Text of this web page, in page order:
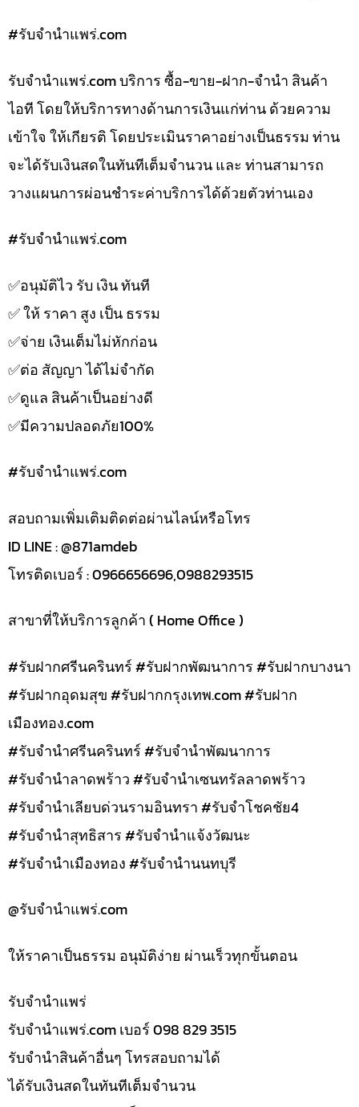
#รับจํานําแพร่.com
รับจํานําแพร่.com บริการ ซื้อ-ขาย-ฝาก-จำนำ สินค้า
ไอที โดยให้บริการทางด้านการเงินแก่ท่าน ด้วยความ
เข้าใจ ให้เกียรติ โดยประเมินราคาอย่างเป็นธรรม ท่าน
จะได้รับเงินสดในทันทีเต็มจำนวน และ ท่านสามารถ
วางแผนการผ่อนชำระค่าบริการได้ด้วยตัวท่านเอง
#รับจํานําแพร่.com
✅️อนุมัติไว รับ เงิน ทันที
✅️ ให้ ราคา สูง เป็น ธรรม
✅️จ่าย เงินเต็มไม่หักก่อน
✅️ต่อ สัญญา ได้ไม่จำกัด
✅️ดูแล สินค้าเป็นอย่างดี
✅️มีความปลอดภัย100%
#รับจํานําแพร่.com
สอบถามเพิ่มเติมติดต่อผ่านไลน์หรือโทร
ID LINE : @871amdeb
โทรติดเบอร์ : 0966656696,0988293515
สาขาที่ให้บริการลูกค้า ( Home Office )
#รับฝากศรีนครินทร์ #รับฝากพัฒนาการ #รับฝากบางนา
#รับฝากอุดมสุข #รับฝากกรุงเทพ.com #รับฝาก
เมืองทอง.com
#รับจำนำศรีนครินทร์ #รับจำนำพัฒนาการ
#รับจำนำลาดพร้าว #รับจำนำเซนทรัลลาดพร้าว
#รับจำนำเลียบด่วนรามอินทรา #รับจำโชคชัย4
#รับจำนำสุทธิสาร #รับจำนำแจ้งวัฒนะ
#รับจำนำเมืองทอง #รับจำนำนนทบุรี
@รับจํานําแพร่.com
ให้ราคาเป็นธรรม อนุมัติง่าย ผ่านเร็วทุกขั้นตอน
รับจํานำแพร่
รับจํานําแพร่.com เบอร์ 098 829 3515
รับจำนำสินค้าอื่นๆ โทรสอบถามได้
ได้รับเงินสดในทันทีเต็มจำนวน